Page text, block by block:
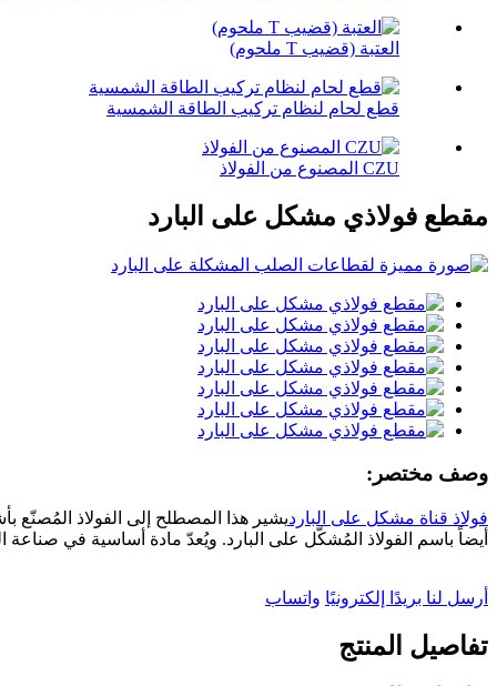
العتبة (قضيب T ملحوم)
قطع لحام لنظام تركيب الطاقة الشمسية
CZU المصنوع من الفولاذ
مقطع فولاذي مشكل على البارد
وصف مختصر:
فولاذ قناة مشكل على البارديشير هذا المصطلح إلى الفولاذ المُصنّع
أيضاً باسم الفولاذ المُشكّل على البارد. ويُعدّ مادة أساسية في صناعة
أرسل لنا بريدًا إلكترونيًا واتساب
تفاصيل المنتج